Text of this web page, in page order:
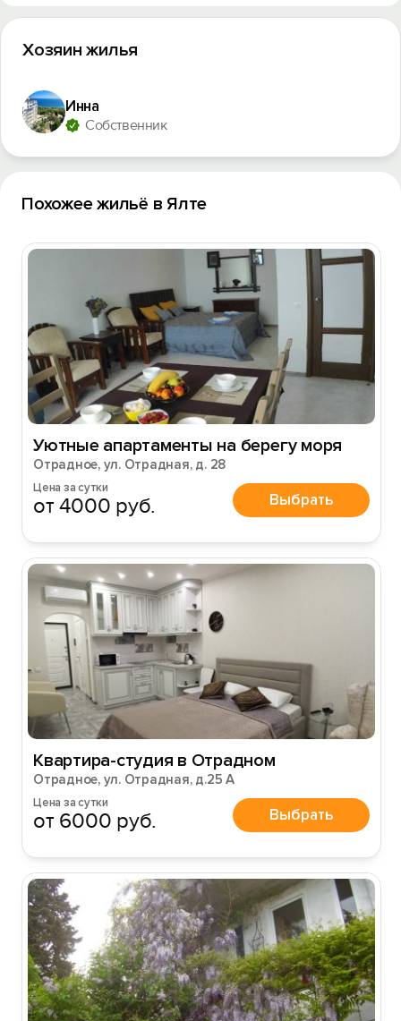
Хозяин жилья
Инна
Собственник
Похожее жильё в Ялте
Уютные апартаменты на берегу моря
Отрадное, ул. Отрадная, д. 28
Цена за сутки
от 4000 руб. Выбрать
Квартира-студия в Отрадном
Отрадное, ул. Отрадная, д.25 А
Цена за сутки
от 6000 руб. Выбрать